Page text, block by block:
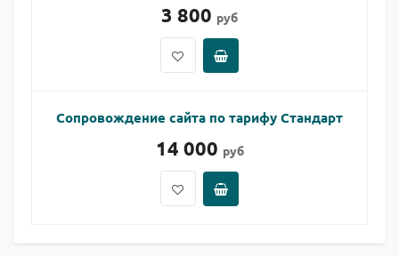
3 800 руб
Сопровождение сайта по тарифу Стандарт
14 000 руб